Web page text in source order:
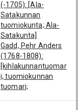
(-1705): [Ala-
Satakunnan
tuomiokunta; Ala-
Satakunta]
Gadd, Pehr Anders
(1768-1808):
[kihlakunnantuomar
i; tuomiokunnan
tuomari;